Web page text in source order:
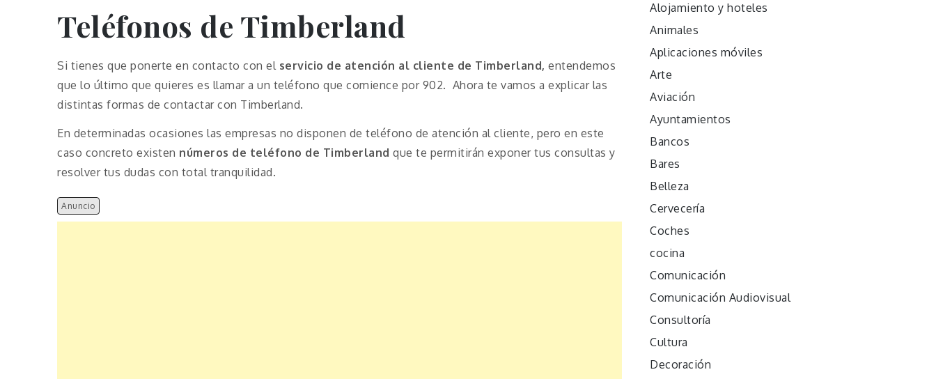
Teléfonos de Timberland
Si tienes que ponerte en contacto con el servicio de atención al cliente de Timberland, entendemos
que lo último que quieres es llamar a un teléfono que comience por 902. Ahora te vamos a explicar las
distintas formas de contactar con Timberland.
En determinadas ocasiones las empresas no disponen de teléfono de atención al cliente, pero en este
caso concreto existen números de teléfono de Timberland que te permitirán exponer tus consultas y
resolver tus dudas con total tranquilidad.
Anuncio
Alojamiento y hoteles
Animales
Aplicaciones móviles
Arte
Aviación
Ayuntamientos
Bancos
Bares
Belleza
Cervecería
Coches
cocina
Comunicación
Comunicación Audiovisual
Consultoría
Cultura
Decoración